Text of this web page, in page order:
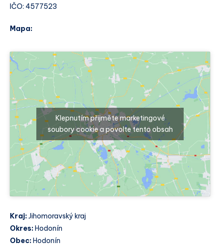
IČO: 4577523
Mapa:
Klepnutím přijměte marketingové
soubory cookie a povolte tento obsah
Kraj:Jihomoravský kraj
Okres: Hodonín
Obec: Hodonín